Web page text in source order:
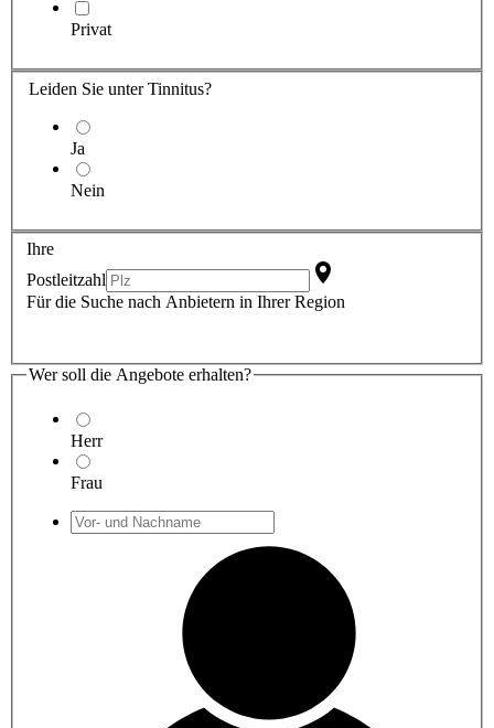
Privat
Leiden Sie unter Tinnitus?
Ja
Nein
Ihre
Postleitzahl
Für die Suche nach Anbietern in Ihrer Region
Wer soll die Angebote erhalten?
Herr
Frau